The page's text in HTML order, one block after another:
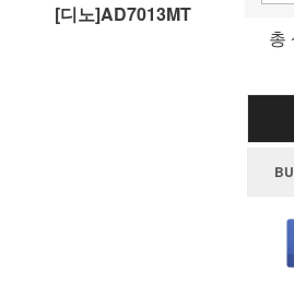
[디노]AD7013MT
총